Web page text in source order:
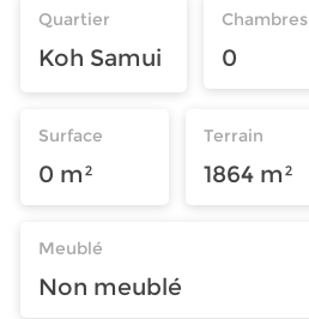
Quartier
Koh Samui
Chambres
0
Surface
0 m²
Terrain
1864 m²
Meublé
Non meublé